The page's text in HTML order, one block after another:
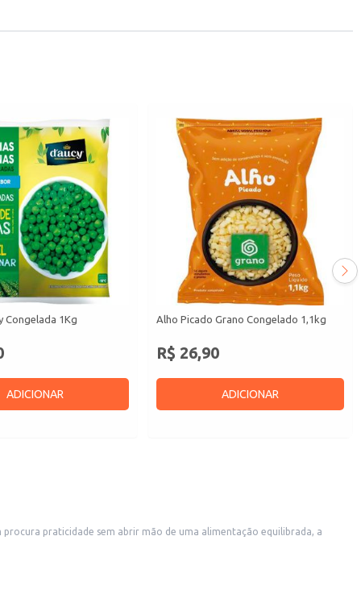
Congelada 1Kg
ADICIONAR
Alho Picado Grano Congelado 1,1kg
R$ 26,90
ADICIONAR
praticidade sem abrir mão de uma alimentação equilibrada, a